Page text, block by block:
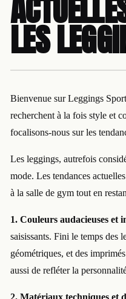
LES
Bienvenue sur Leggings
recherchent à la fois style et
focalisons-nous sur les
Les leggings, autrefois
mode. Les tendances
à la salle de gym tout en
1. Couleurs audacieuses et
saisissants. Fini le temps des
géométriques, et des
aussi de refléter la
2. Matériaux techniques et